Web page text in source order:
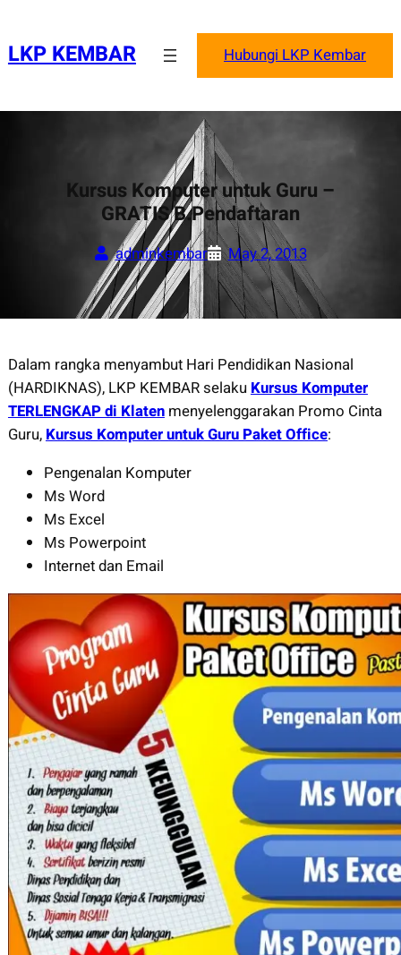
content
LKP KEMBAR Hubungi LKP Kembar
Kursus Komputer untuk Guru –
GRATIS B.Pendaftaran
adminkembar May 2, 2013
Dalam rangka menyambut Hari Pendidikan Nasional
(HARDIKNAS), LKP KEMBAR selaku Kursus Komputer
TERLENGKAP di Klatenmenyelenggarakan Promo Cinta
Guru, Kursus Komputer untuk Guru Paket Office:
Pengenalan Komputer
Ms Word
Ms Excel
Ms Powerpoint
Internet dan Email